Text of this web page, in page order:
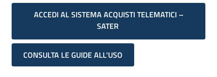
ACCEDI AL SISTEMA ACQUISTI TELEMATICI –
SATER
CONSULTA LE GUIDE ALL'USO